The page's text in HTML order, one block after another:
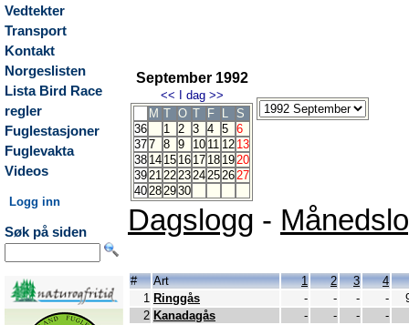
Vedtekter
Transport
Kontakt
Norgeslisten
Lista Bird Race
regler
Fuglestasjoner
Fuglevakta
Videos
Logg inn
Søk på siden
September 1992
<< I dag >>
M T O T F L
S
36
1 2 3 4 5 6
377 8 9 10 11 12 13
38 14 15 16 17 18 1920
3921222324252627
40282930
Dagslogg -
# Art 1 2 3
4
1 Ringgås - - - -
2 Kanadagås - - -
-